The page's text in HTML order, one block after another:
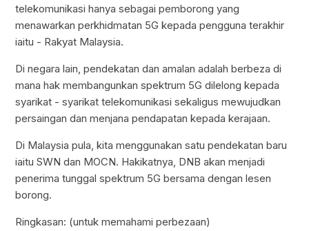
telekomunikasi hanya sebagai pemborong yang
menawarkan perkhidmatan 5G kepada pengguna terakhir
iaitu - Rakyat Malaysia.
Di negara lain, pendekatan dan amalan adalah berbeza di
mana hak membangunkan spektrum 5G dilelong kepada
syarikat - syarikat telekomunikasi sekaligus mewujudkan
persaingan dan menjana pendapatan kepada kerajaan.
Di Malaysia pula, kita menggunakan satu pendekatan baru
iaitu SWN dan MOCN. Hakikatnya, DNB akan menjadi
penerima tunggal spektrum 5G bersama dengan lesen
borong.
Ringkasan: (untuk memahami perbezaan)